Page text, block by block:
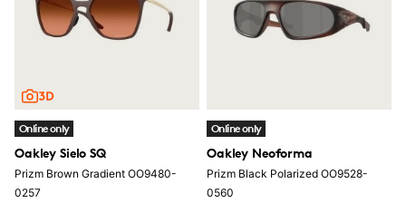
Online only
Oakley Sielo SQ
Prizm Brown Gradient OO9480-
0257
Online only
Oakley Neoforma
Prizm Black Polarized OO9528-
0560